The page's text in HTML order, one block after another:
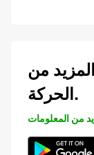
من
الحركة.
من المعلومات